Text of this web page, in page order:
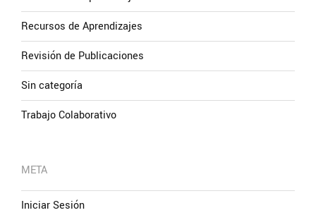
Recursos de Aprendizajes
Revisión de Publicaciones
Sin categoría
Trabajo Colaborativo
META
Iniciar Sesión